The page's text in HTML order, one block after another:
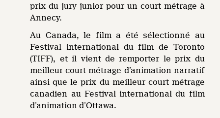
prix du jury junior pour un court métrage à
Annecy.
Au Canada, le film a été sélectionné au
Festival international du film de Toronto
(TIFF), et il vient de remporter le prix du
meilleur court métrage d’animation narratif
ainsi que le prix du meilleur court métrage
canadien au Festival international du film
d’animation d’Ottawa.